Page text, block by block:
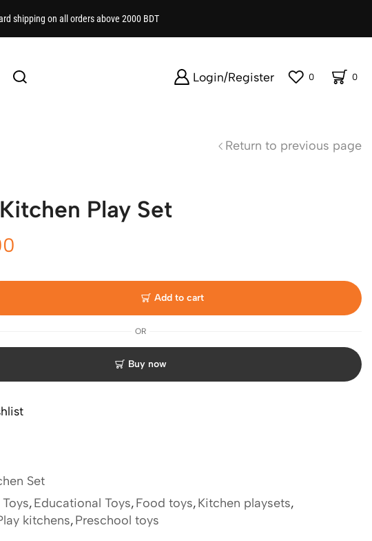
shipping on all orders above 2000 BDT
Login/Register 0 0
Return to previous page
Play Set
Add to cart
OR
Buy now
Set
,Educational Toys,Food toys,Kitchen playsets,
kitchens,Preschool toys